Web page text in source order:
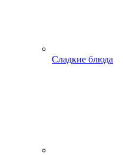
Сладкие блюда